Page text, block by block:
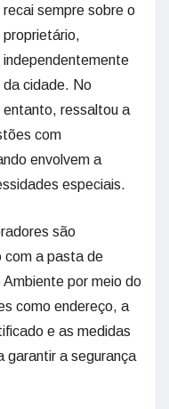
recai sempre sobre o
proprietário,
independentemente
da cidade. No
entanto, ressaltou a
com
envolvem a
especiais.
são
com a pasta de
por meio do
como endereço, a
e as medidas
garantir a segurança